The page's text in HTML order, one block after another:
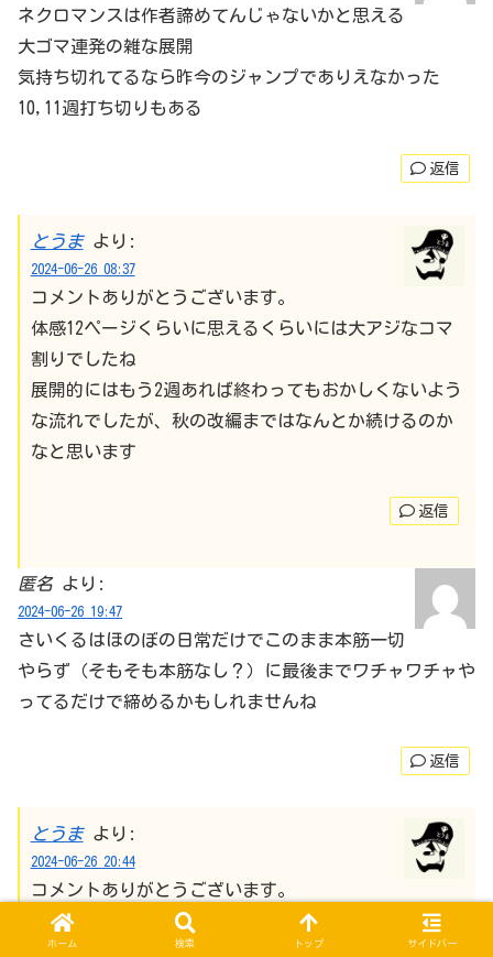
ネクロマンスは作者諦めてんじゃないかと思える
大ゴマ連発の雑な展開
気持ち切れてるなら昨今のジャンプでありえなかった
10,11週打ち切りもある
返信
とうま より:
2024-06-26 08:37
コメントありがとうございます。
体感12ページくらいに思えるくらいには大アジなコマ
割りでしたね
展開的にはもう2週あれば終わってもおかしくないよう
な流れでしたが、秋の改編まではなんとか続けるのか
なと思います
返信
匿名 より:
2024-06-26 19:47
さいくるはほのぼの日常だけでこのまま本筋一切
やらず（そもそも本筋なし？）に最後までワチャワチャや
ってるだけで締めるかもしれませんね
返信
とうま より:
2024-06-26 20:44
コメントありがとうございます。
そんな感じはしますよね
ヒロインのお母さん寝たきりのまま超能力者だけのほ
ホーム 検索 トップ サイドバー